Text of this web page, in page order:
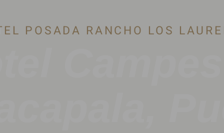
POSADA RANCHO LOS